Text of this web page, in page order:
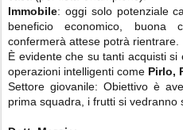
Immobile: oggi solo potenziale
beneficio economico, buona
confermerà attese potrà rientrare.
È evidente che su tanti acquisti
operazioni intelligenti come Pirlo,
Settore giovanile: Obiettivo è
prima squadra, i frutti si vedranno